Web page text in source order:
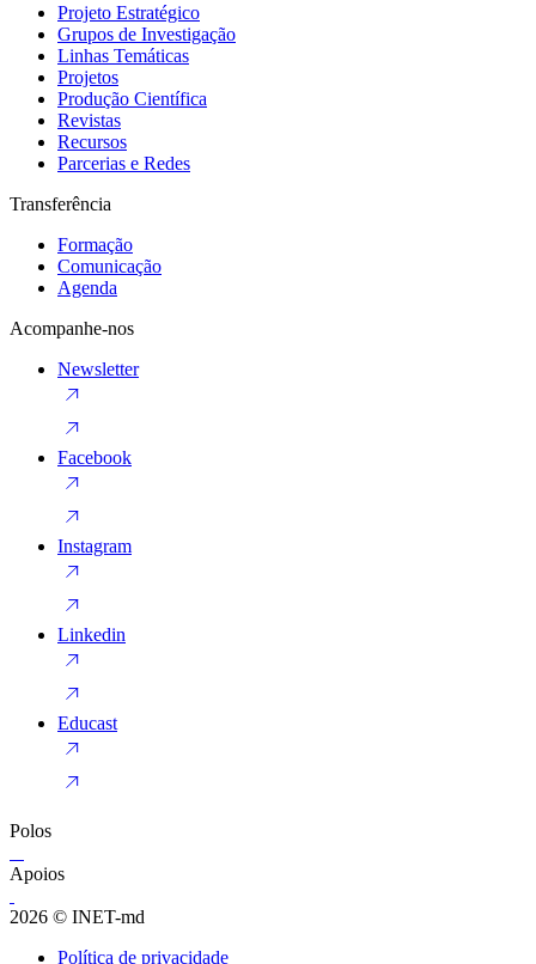
Projeto Estratégico
Grupos de Investigação
Linhas Temáticas
Projetos
Produção Científica
Revistas
Recursos
Parcerias e Redes
Transferência
Formação
Comunicação
Agenda
Acompanhe-nos
Newsletter
Facebook
Instagram
Linkedin
Educast
Polos
Apoios
2026 © INET-md
Política de privacidade